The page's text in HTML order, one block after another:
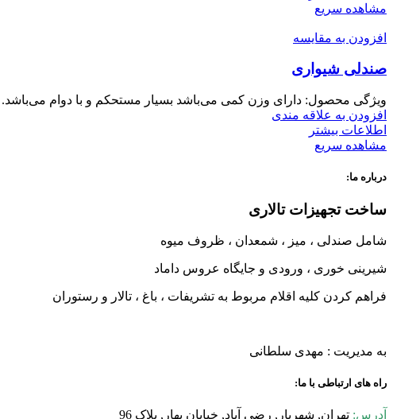
مشاهده سریع
افزودن به مقایسه
صندلی شیواری
ویژگی محصول: دارای وزن کمی می‌باشد بسیار مستحکم و با دوام
افزودن به علاقه مندی
اطلاعات بیشتر
مشاهده سریع
درباره ما:
ساخت تجهیزات تالاری
شامل صندلی ، میز ، شمعدان ، ظروف میوه
شیرینی خوری ، ورودی و جایگاه عروس داماد
فراهم کردن کلیه اقلام مربوط به تشریفات ، باغ ، تالار و رستوران
به مدیریت : مهدی سلطانی
راه های ارتباطی با ما:
آدرس: تهران, شهریار, رضی آباد, خیابان بهار, پلاک 96